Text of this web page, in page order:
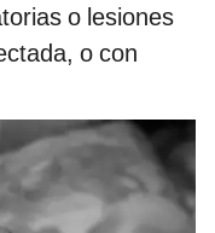
o lesiones
o con